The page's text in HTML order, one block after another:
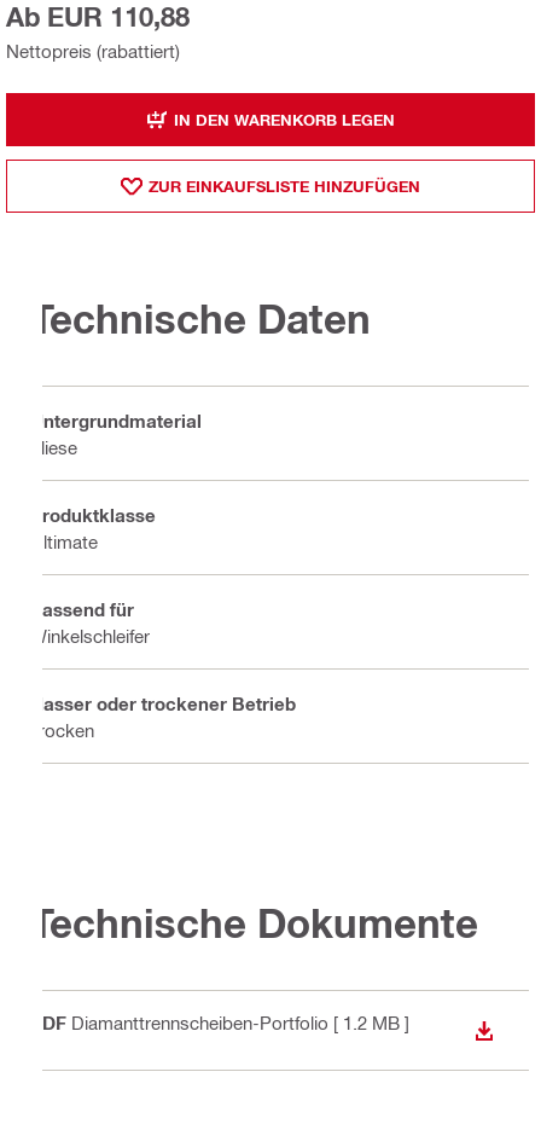
Nettopreis (rabattiert)
Ab EUR 110,88
IN DEN WARENKORB LEGEN
ZUR EINKAUFSLISTE HINZUFÜGEN
Technische Daten
Untergrundmaterial
Fliese
Produktklasse
Ultimate
Passend für
Winkelschleifer
Nasser oder trockener Betrieb
Trocken
Technische Dokumente
PDF Diamanttrennscheiben-Portfolio [ 1.2 MB ]